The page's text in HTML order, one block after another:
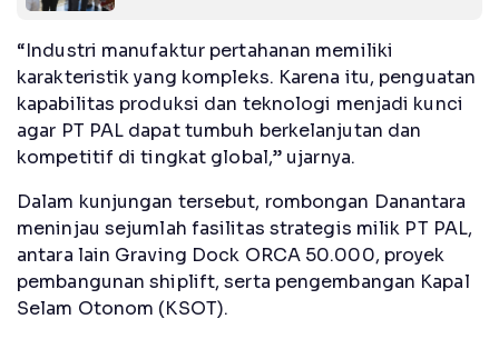
“Industri manufaktur pertahanan memiliki
karakteristik yang kompleks. Karena itu, penguatan
kapabilitas produksi dan teknologi menjadi kunci
agar PT PAL dapat tumbuh berkelanjutan dan
kompetitif di tingkat global,” ujarnya.
Dalam kunjungan tersebut, rombongan Danantara
meninjau sejumlah fasilitas strategis milik PT PAL,
antara lain Graving Dock ORCA 50.000, proyek
pembangunan shiplift, serta pengembangan Kapal
Selam Otonom (KSOT).